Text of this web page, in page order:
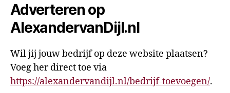
Adverteren op
AlexandervanDijl.nl
Wil jij jouw bedrijf op deze website plaatsen?
Voeg her direct toe via
https://alexandervandijl.nl/bedrijf-toevoegen/.